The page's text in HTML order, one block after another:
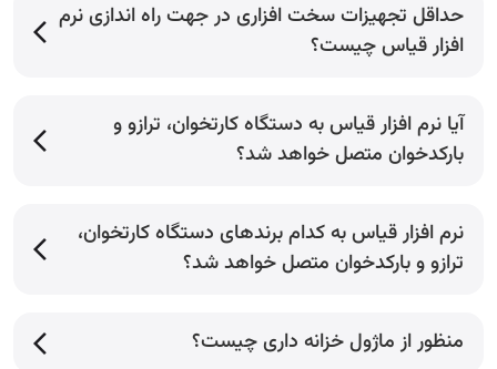
حداقل تجهیزات سخت افزاری در جهت راه اندازی نرم
افزار قیاس چیست؟
آیا نرم افزار قیاس به دستگاه کارتخوان، ترازو و
بارکدخوان متصل خواهد شد؟
نرم افزار قیاس به کدام برندهای دستگاه کارتخوان،
ترازو و بارکدخوان متصل خواهد شد؟
منظور از ماژول خزانه داری چیست؟